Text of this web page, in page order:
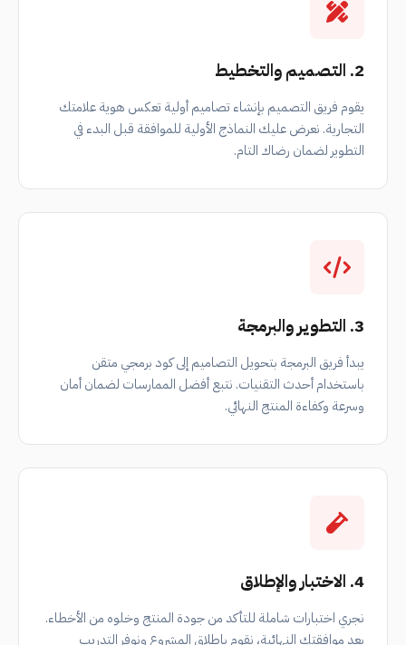
2. التصميم والتخطيط
يقوم فريق التصميم بإنشاء تصاميم أولية تعكس هوية علامتك
التجارية. نعرض عليك النماذج الأولية للموافقة قبل البدء في
التطوير لضمان رضاك التام.
3. التطوير والبرمجة
يبدأ فريق البرمجة بتحويل التصاميم إلى كود برمجي متقن
باستخدام أحدث التقنيات. نتبع أفضل الممارسات لضمان أمان
وسرعة وكفاءة المنتج النهائي.
4. الاختبار والإطلاق
نجري اختبارات شاملة للتأكد من جودة المنتج وخلوه من الأخطاء.
بعد موافقتك النهائية، نقوم بإطلاق المشروع ونوفر التدريب